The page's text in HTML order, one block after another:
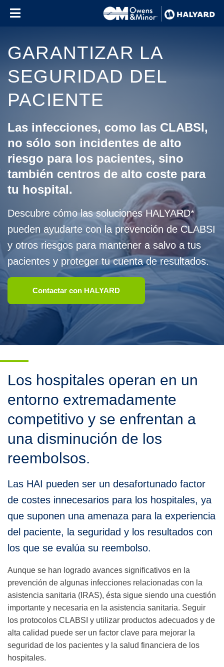
GARANTIZAR LA
SEGURIDAD DEL
PACIENTE
Las infecciones, como las CLABSI,
no sólo son incidentes de alto
riesgo para los pacientes, sino
también centros de alto coste para
tu hospital.
Descubre cómo las soluciones HALYARD*
pueden ayudarte con la prevención de CLABSI
y otros riesgos para mantener a salvo a tus
pacientes y proteger tu cuenta de resultados.
Contactar con HALYARD
Los hospitales operan en un
entorno extremadamente
competitivo y se enfrentan a
una disminución de los
reembolsos.
Las HAI pueden ser un desafortunado factor
de costes innecesarios para los hospitales, ya
que suponen una amenaza para la experiencia
del paciente, la seguridad y los resultados con
los que se evalúa su reembolso.
Aunque se han logrado avances significativos en la
prevención de algunas infecciones relacionadas con la
asistencia sanitaria (IRAS), ésta sigue siendo una cuestión
importante y necesaria en la asistencia sanitaria. Seguir
los protocolos CLABSI y utilizar productos adecuados y de
alta calidad puede ser un factor clave para mejorar la
seguridad de los pacientes y la salud financiera de los
hospitales.